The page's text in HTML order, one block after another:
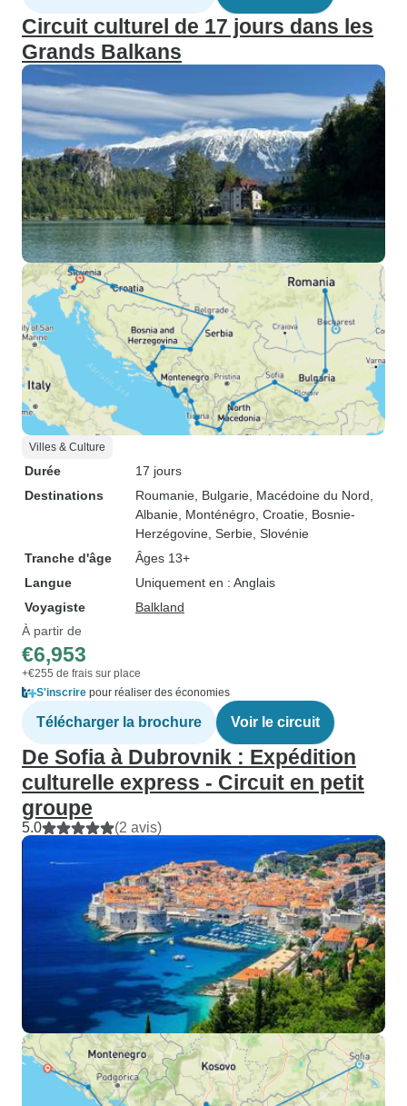
Circuit culturel de 17 jours dans les
Grands Balkans
Villes & Culture
Durée
17 jours
Destinations
Roumanie , Bulgarie , Macédoine du Nord
Albanie , Monténégro , Croatie , Bosnie-
Herzégovine , Serbie , Slovénie
Tranche d'âge
Âges 13+
Langue
Uniquement en : Anglais
Voyagiste
Balkland
À partir de
€6,953
+€255 de frais sur place
S'inscrire pour réaliser des économies
Télécharger la brochure Voir le circuit
De Sofia à Dubrovnik : Expédition
culturelle express - Circuit en petit
groupe
5.0 (2 avis)